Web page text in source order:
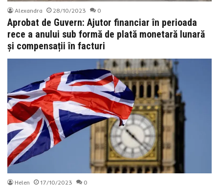
Alexandra 28/10/2023 0
Aprobat de Guvern: Ajutor financiar în perioada
rece a anului sub formă de plată monetară lunară
și compensații în facturi
Helen 17/10/2023 0